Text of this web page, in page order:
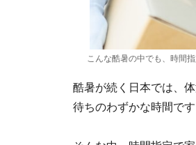
こんな酷暑の中でも、時間
酷暑が続く日本では、
待ちのわずかな時間で